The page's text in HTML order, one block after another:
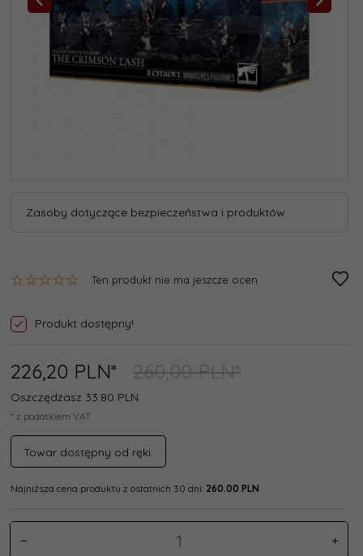
Zasoby dotyczące bezpieczeństwa i produktów
Ten produkt nie ma jeszcze ocen
Produkt dostępny!
226,20 PLN* 260,00 PLN*
Oszczędzasz 33.80 PLN
* z podatkiem VAT
Towar dostępny od ręki.
Najniższa cena produktu z ostatnich 30 dni: 260.00 PLN